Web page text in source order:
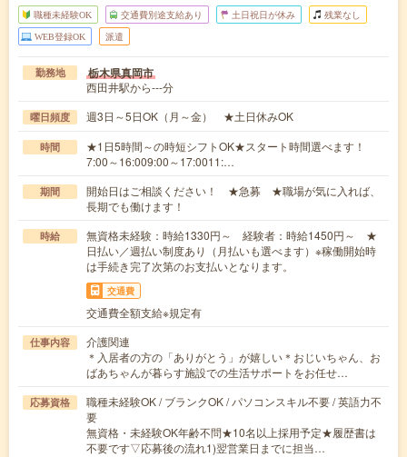
職種未経験OK 交通費別途支給あり 土日祝日が休み 残業なし
WEB登録OK 派遣
勤務地 栃木県真岡市
西田井駅から---分
曜日頻度 週3日～5日OK（月～金） ★土日休みOK
時間
★1日5時間～の時短シフトOK★スタート時間選べます！
7:00～16:009:00～17:0011:…
期間
開始日はご相談ください！ ★急募 ★職場が気に入れば、
長期でも働けます！
時給
無資格未経験：時給1330円～ 経験者：時給1450円～ ★
日払い／週払い制度あり（月払いも選べます）※稼働開始時
は手続き完了次第のお支払いとなります。
交通費
交通費全額支給※規定有
仕事内容
介護関連
＊入居者の方の「ありがとう」が嬉しい＊おじいちゃん、お
ばあちゃんが暮らす施設での生活サポートをお任せ…
応募資格
職種未経験OK / ブランクOK / パソコンスキル不要 / 英語力不
要
無資格・未経験OK年齢不問★10名以上採用予定★履歴書は
不要です▽応募後の流れ1)翌営業日までに担当…